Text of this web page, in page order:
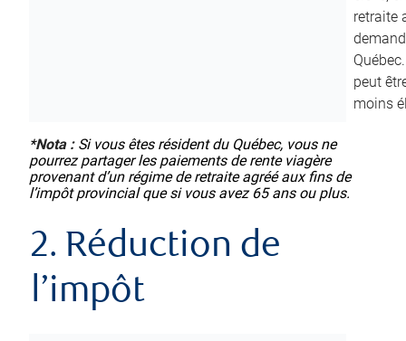
retraite
peut
moins
*Nota :Si vous êtes résident du Québec, vous ne
pourrez partager les paiements de rente viagère
provenant d’un régime de retraite agréé aux fins de
l’impôt provincial que si vous avez 65 ans ou plus.
2. Réduction de
l’impôt